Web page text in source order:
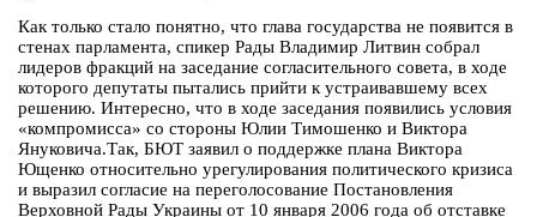
Как только стало понятно, что глава государства не появится в
стенах парламента, спикер Рады Владимир Литвин собрал
лидеров фракций на заседание согласительного совета, в ходе
которого депутаты пытались прийти к устраивавшему всех
решению. Интересно, что в ходе заседания появились условия
«компромисса» со стороны Юлии Тимошенко и Виктора
Януковича.Так, БЮТ заявил о поддержке плана Виктора
Ющенко относительно урегулирования политического кризиса
и выразил согласие на переголосование Постановления
Верховной Рады Украины от 10 января 2006 года об отставке